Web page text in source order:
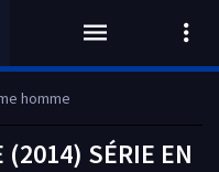
homme
(2014) SÉRIE EN